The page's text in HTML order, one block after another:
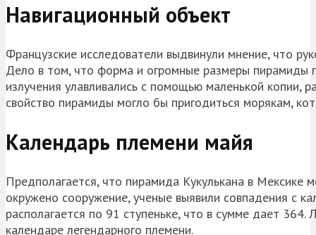
Навигационный объект
Французские исследователи выдвинули мнение, что
Дело в том, что форма и огромные размеры пирамиды
излучения улавливались с помощью маленькой
свойство пирамиды могло бы пригодиться морякам,
Календарь племени майя
Предполагается, что пирамида Кукулькана в Мексике
окружено сооружение, ученые выявили совпадения с
располагается по 91 ступеньке, что в сумме дает
календаре легендарного племени.